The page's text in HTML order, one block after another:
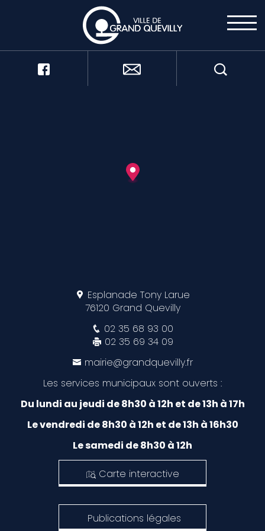
Esplanade Tony Larue
76120 Grand Quevilly
02 35 68 93 00
02 35 69 34 09
mairie@grandquevilly.fr
Les services municipaux sont ouverts :
Du lundi au jeudi de 8h30 à 12h et de 13h à 17h
Le vendredi de 8h30 à 12h et de 13h à 16h30
Le samedi de 8h30 à 12h
Carte interactive
Publications légales